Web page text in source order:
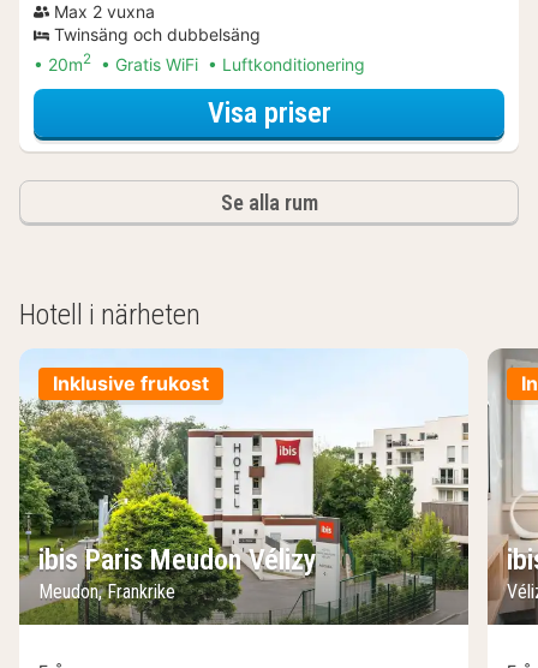
Max 2 vuxna
Twinsäng och dubbelsäng
20m2 Gratis WiFi Luftkonditionering
Visa priserför Museumpaket
Se alla rum
Hotell i närheten
Inklusive frukost
ibis Paris Meudon Vélizy
Meudon, Frankrike